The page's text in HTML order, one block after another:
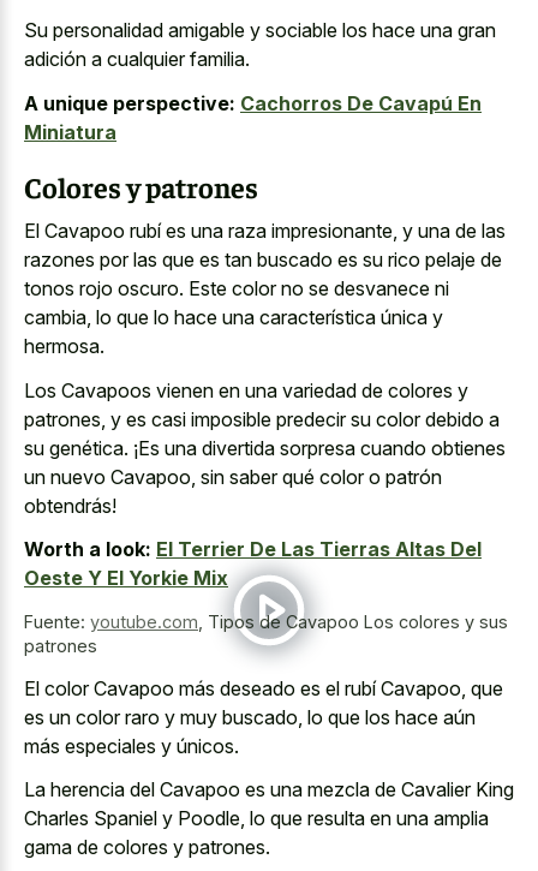
Su personalidad amigable y sociable los hace una gran
adición a cualquier familia.
A unique perspective: Cachorros De Cavapú En
Miniatura
Colores y patrones
El Cavapoo rubí es una raza impresionante, y una de las
razones por las que es tan buscado es su rico pelaje de
tonos rojo oscuro. Este color no se desvanece ni
cambia, lo que lo hace una característica única y
hermosa.
Los Cavapoos vienen en una variedad de colores y
patrones, y es casi imposible predecir su color debido a
su genética. ¡Es una divertida sorpresa cuando obtienes
un nuevo Cavapoo, sin saber qué color o patrón
obtendrás!
Worth a look: El Terrier De Las Tierras Altas Del
Oeste Y El Yorkie Mix
Fuente: youtube.com Tipos de Cavapoo Los colores y sus
patrones
El color Cavapoo más deseado es el rubí Cavapoo, que
es un color raro y muy buscado, lo que los hace aún
más especiales y únicos.
La herencia del Cavapoo es una mezcla de Cavalier King
Charles Spaniel y Poodle, lo que resulta en una amplia
gama de colores y patrones.